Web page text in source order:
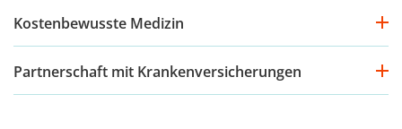
Kostenbewusste Medizin
Partnerschaft mit Krankenversicherungen